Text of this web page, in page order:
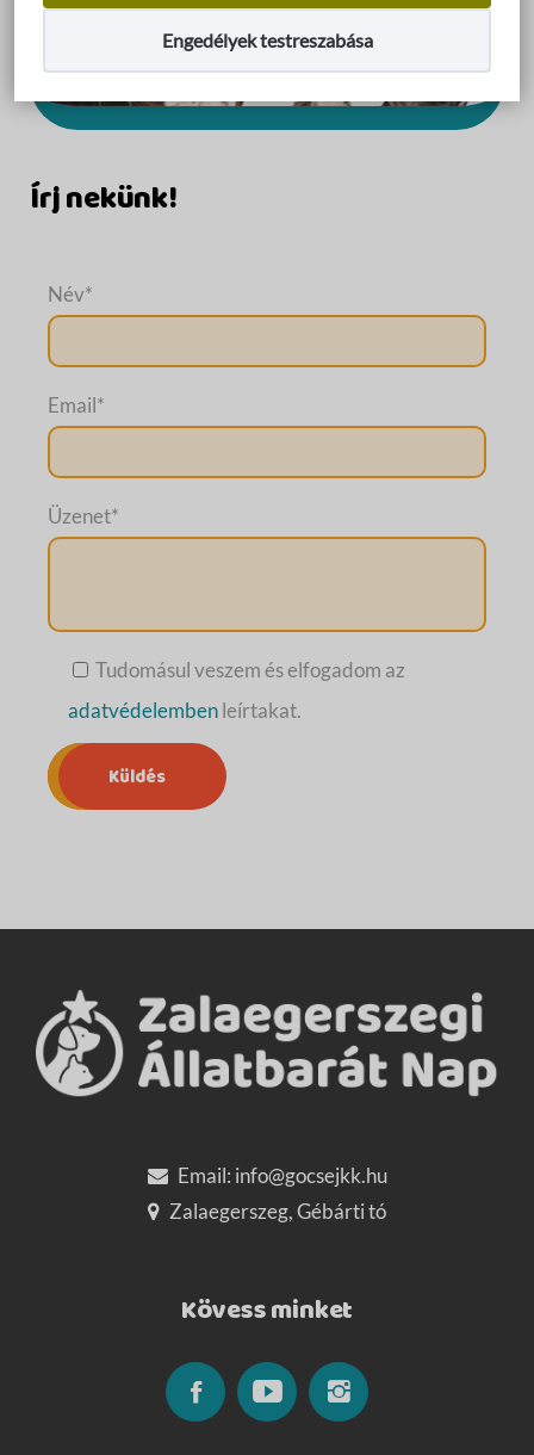
Engedélyek testreszabása
Írj nekünk!
Név*
Email*
Üzenet*
Tudomásul veszem és elfogadom az
adatvédelembenleírtakat.
Email: info@gocsejkk.hu
Zalaegerszeg, Gébárti tó
Kövess minket